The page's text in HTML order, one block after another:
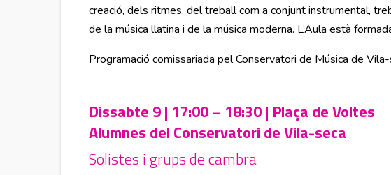
creació, dels ritmes, del treball com a conjunt instrumental,
de la música llatina i de la música moderna. L’Aula està
Programació comissariada pel Conservatori de Música de Vila-
Dissabte 9 | 17:00 – 18:30 | Plaça de Voltes
Alumnes del Conservatori de Vila-seca
Solistes i grups de cambra